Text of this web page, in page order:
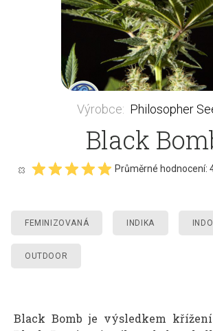
Výrobce: Philosopher
Black
Průměrné hodnocení:
FEMINIZOVANÁ INDIKA
OUTDOOR
Black Bomb je výsledkem